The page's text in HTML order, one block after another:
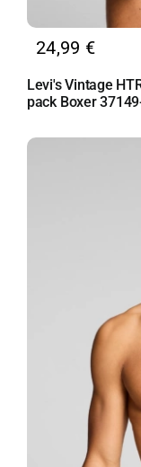
24,99 €
Levi's Vintage
pack Boxer